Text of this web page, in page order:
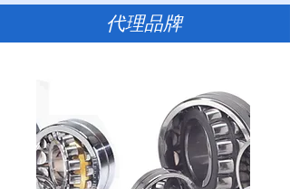
​代理品牌